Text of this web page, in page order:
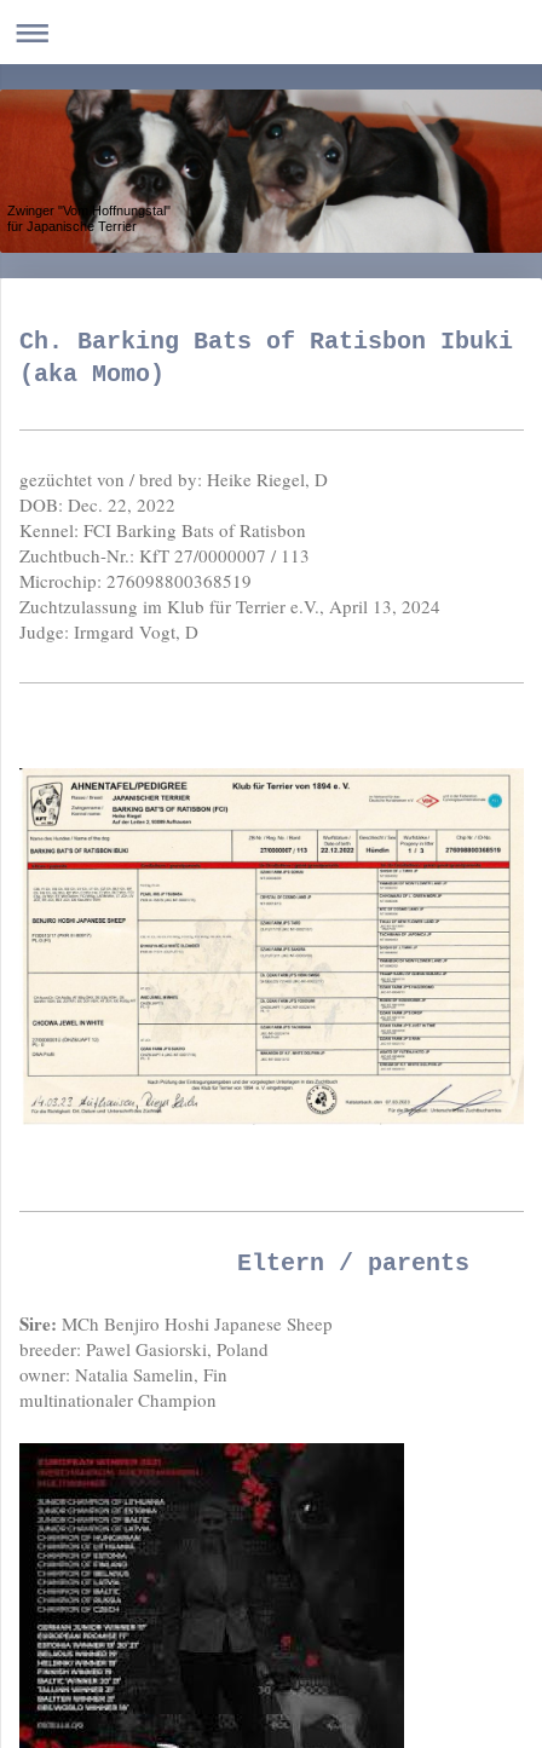
Zwinger "Vom Hoffnungstal"
für Japanische Terrier
Ch. Barking Bats of Ratisbon Ibuki
(aka Momo)
gezüchtet von / bred by: Heike Riegel, D
DOB: Dec. 22, 2022
Kennel: FCI Barking Bats of Ratisbon
Zuchtbuch-Nr.: KfT 27/0000007 / 113
Microchip: 276098800368519
Zuchtzulassung im Klub für Terrier e.V., April 13, 2024
Judge: Irmgard Vogt, D
Eltern / parents
Sire: MCh Benjiro Hoshi Japanese Sheep
breeder: Pawel Gasiorski, Poland
owner: Natalia Samelin, Fin
multinationaler Champion